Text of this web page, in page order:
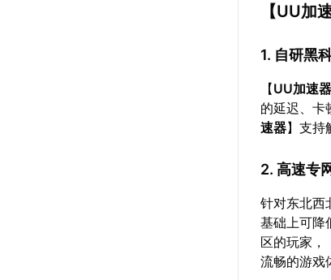
【UU加
1. 自研黑
【UU加速器
的延迟、卡
速器】支持
2. 高速专
针对东北西
基础上可降
区的玩家，
流畅的游戏